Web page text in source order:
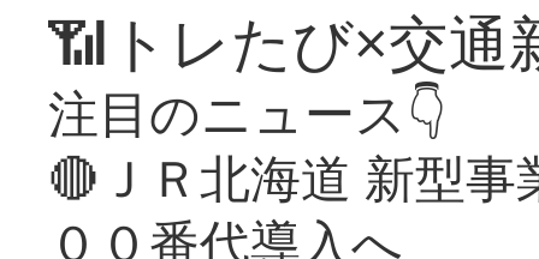
📶トレたび×交通
注目のニュース👇
🔴ＪＲ北海道 新型
００番代導入へ